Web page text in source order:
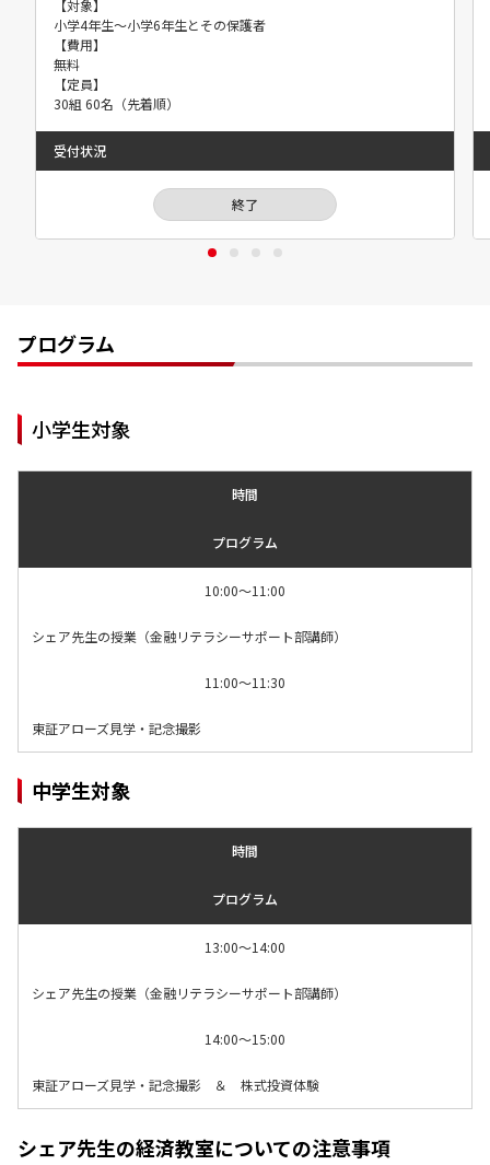
【対象】
小学4年生～小学6年生とその保護者
【費用】
無料
【定員】
30組 60名（先着順）
受付状況
終了
プログラム
小学生対象
時間
プログラム
10:00～11:00
シェア先生の授業（金融リテラシーサポート部講師）
11:00～11:30
東証アローズ見学・記念撮影
中学生対象
時間
プログラム
13:00～14:00
シェア先生の授業（金融リテラシーサポート部講師）
14:00～15:00
東証アローズ見学・記念撮影 ＆ 株式投資体験
シェア先生の経済教室についての注意事項